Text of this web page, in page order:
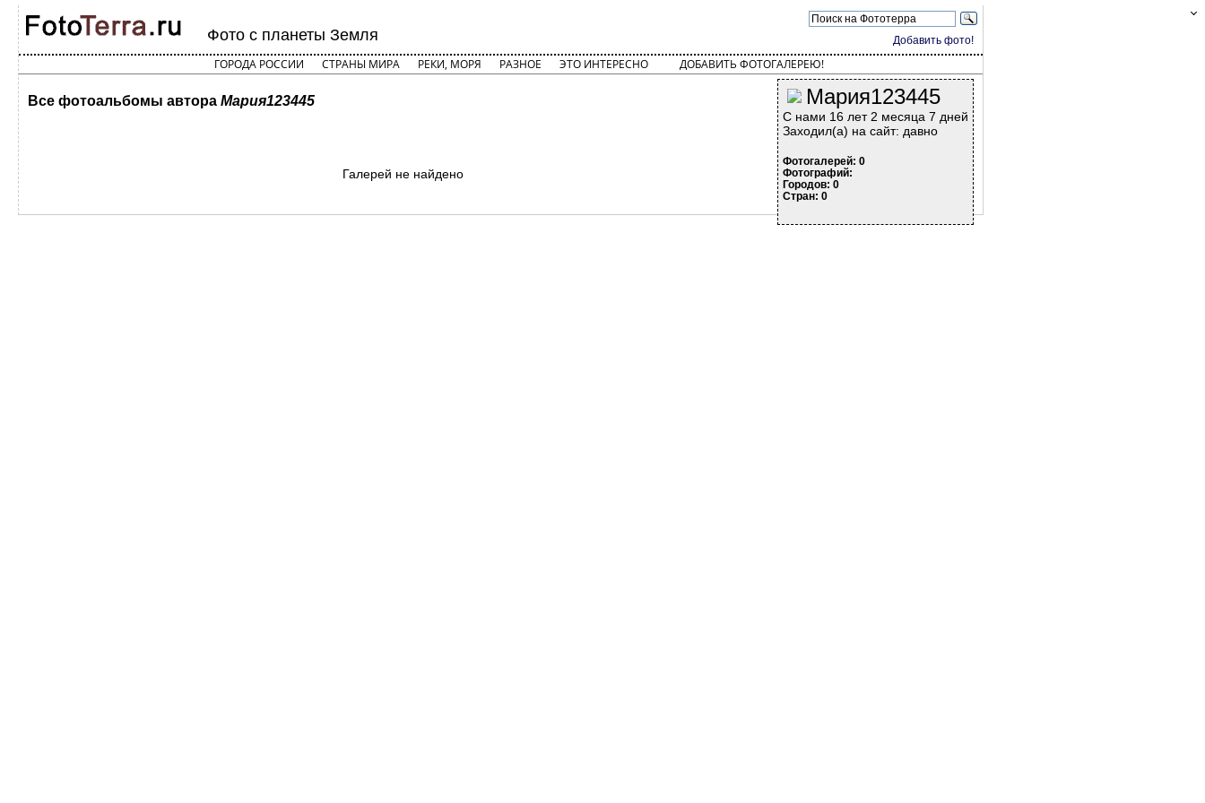
Добавить фото!
Фото с планеты Земля
ГОРОДА РОССИИ СТРАНЫ МИРА РЕКИ, МОРЯ РАЗНОЕ ЭТО ИНТЕРЕСНО ДОБАВИТЬ ФОТОГАЛЕРЕЮ!
Мария123445
С нами 16 лет 2 месяца 7 дней
Заходил(а) на сайт: давно
Фотогалерей: 0
Фотографий:
Городов: 0
Стран: 0
Все фотоальбомы автора Мария123445
Галерей не найдено